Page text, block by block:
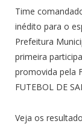
Time
inédito para o
Prefeitura
primeira
promovida pela
FUTEBOL DE
Veja os